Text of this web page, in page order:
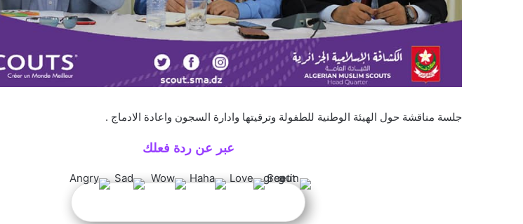
جلسة مناقشة حول الهيئة الوطنية للطفولة وترقيتها وادارة السجون واعادة الادماج .
عبر عن ردة فعلك